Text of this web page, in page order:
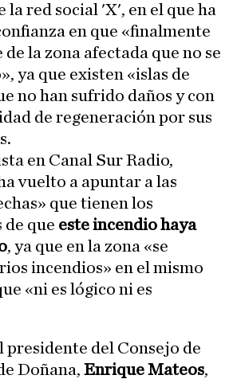
la red social 'X', en el que ha
en que «finalmente
la zona afectada que no se
ya que existen «islas de
no han sufrido daños y con
de regeneración por sus
en Canal Sur Radio,
vuelto a apuntar a las
que tienen los
que este incendio haya
, ya que en la zona «se
incendios» en el mismo
«ni es lógico ni es
presidente del Consejo de
Doñana, Enrique Mateos,